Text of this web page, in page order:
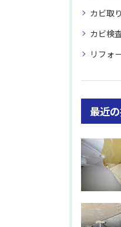
カビ取り
カビ検
リフォ
最近